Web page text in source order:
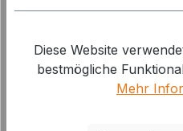
GTIN/EAN:
Beschreibung
Diese Website
bestmögliche
Mehr